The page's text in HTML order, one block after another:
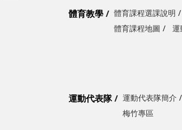
體育教學 體育課程選課說明
體育課程地圖
運
運動代表隊 運動代表隊簡介
梅竹專區